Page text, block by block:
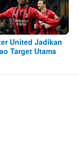
United Jadikan
Target Utama